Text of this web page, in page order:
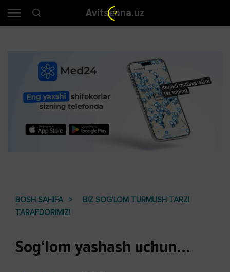
Avitsenna.uz
BOSH SAHIFA
BIZ SOG‘LOM TURMUSH TARZI
TARAFDORIMIZ!
Sog‘lom yashash uchun...
2